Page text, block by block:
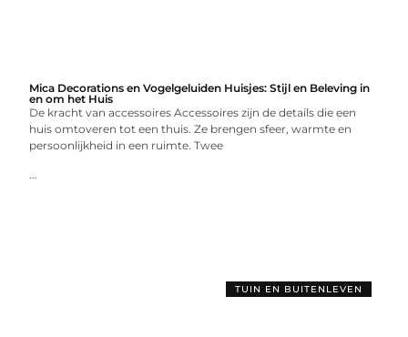
Mica Decorations en Vogelgeluiden Huisjes: Stijl en Beleving in
en om het Huis
De kracht van accessoires Accessoires zijn de details die een
huis omtoveren tot een thuis. Ze brengen sfeer, warmte en
persoonlijkheid in een ruimte. Twee
...
TUIN EN BUITENLEVEN